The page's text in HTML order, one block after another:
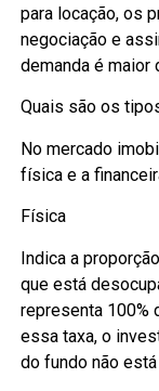
para locação, os
negociação e
demanda é maior
Quais são os
No mercado
física e a
Física
Indica a
que está
representa 100%
essa taxa, o
do fundo não